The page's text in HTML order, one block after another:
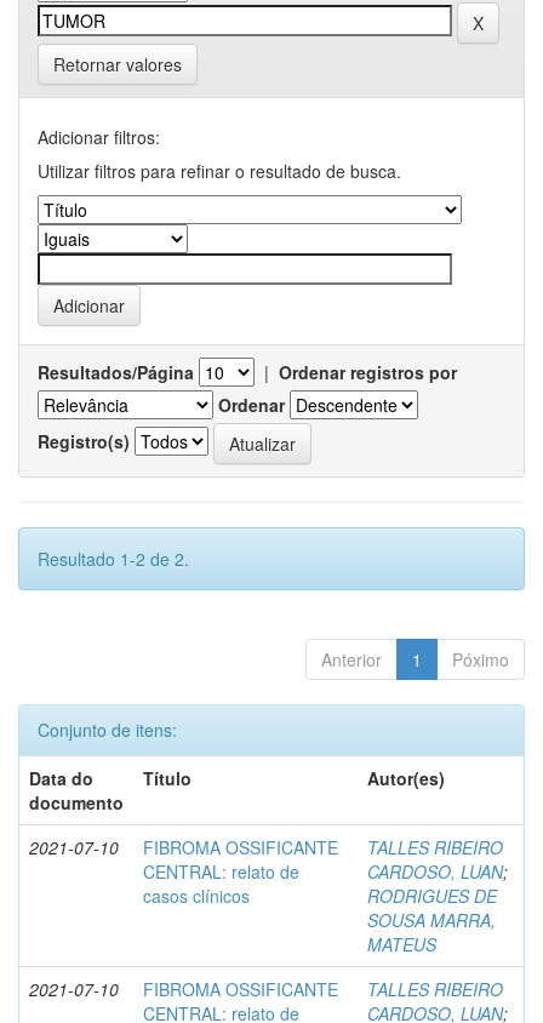
Retornar valores
Adicionar filtros:
Utilizar filtros para refinar o resultado de busca.
Resultados/Página | Ordenar registros por
Ordenar
Registro(s)
Resultado 1-2 de 2.
Anterior 1 Póximo
Conjunto de itens:
Data do
documento
Título Autor(es)
2021-07-10
FIBROMA OSSIFICANTE
CENTRAL: relato de
casos clínicos
TALLES RIBEIRO
CARDOSO, LUAN;
RODRIGUES DE
SOUSA MARRA,
MATEUS
2021-07-10
FIBROMA OSSIFICANTE
CENTRAL: relato de
TALLES RIBEIRO
CARDOSO, LUAN;